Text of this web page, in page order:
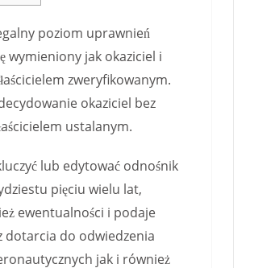
poziom uprawnień
wymieniony jak okaziciel i
zweryfikowanym.
okaziciel bez
ustalanym.
lub edytować odnośnik
pięciu wielu lat,
ewentualności i podaje
dotarcia do odwiedzenia
jak i również